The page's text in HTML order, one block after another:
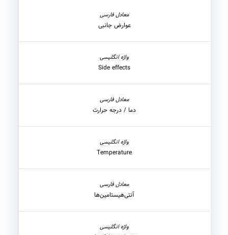
عوارض جانبی
Side effects
دما / درجه حرارت
Temperature
آنتی‌هیستامین‌ها